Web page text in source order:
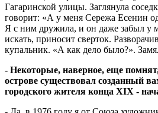
Гагаринской улицы. Заглянула
говорит: «А у меня Сережа Есенин
Я с ним дружила, и он даже забыл у
искать, приносит сверток.
купальник. «А как дело было?».
- Некоторые, наверное, еще
острове существовал созданный
городского жителя конца XIX -